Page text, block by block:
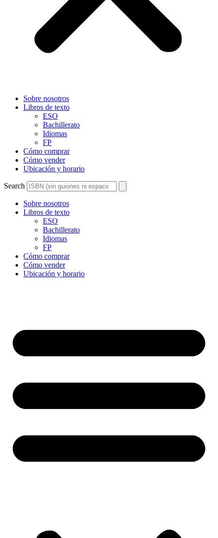
Sobre nosotros
Libros de texto
ESO
Bachillerato
Idiomas
FP
Cómo comprar
Cómo vender
Ubicación y horario
Search
Sobre nosotros
Libros de texto
ESO
Bachillerato
Idiomas
FP
Cómo comprar
Cómo vender
Ubicación y horario